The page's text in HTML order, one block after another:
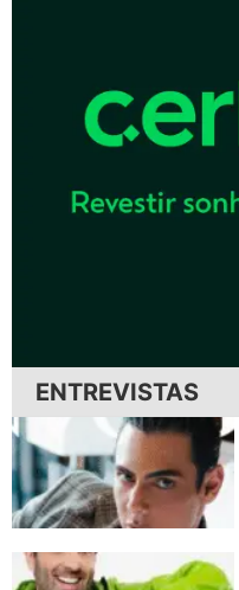
ENTREVISTAS